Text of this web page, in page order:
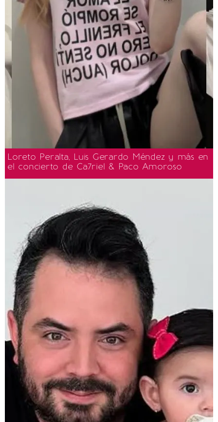
Loreto Peralta, Luis Gerardo Méndez y más en
el concierto de Ca7riel & Paco Amoroso